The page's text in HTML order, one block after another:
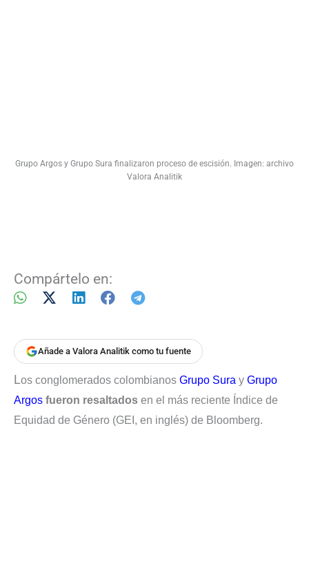
Grupo Argos y Grupo Sura finalizaron proceso de escisión. Imagen: archivo
Valora Analitik
Compártelo en:
Añade a Valora Analitik como tu fuente
Los conglomerados colombianos Grupo Sura y Grupo
Argos fueron resaltados en el más reciente Índice de
Equidad de Género (GEI, en inglés) de Bloomberg.